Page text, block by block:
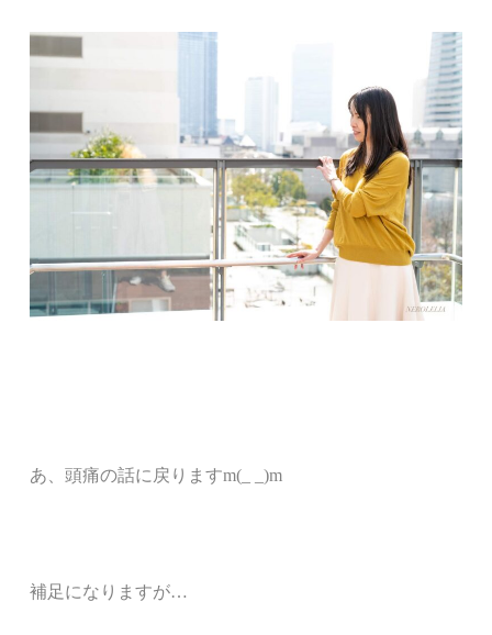
あ、頭痛の話に戻りますm(_ _)m
補足になりますが…